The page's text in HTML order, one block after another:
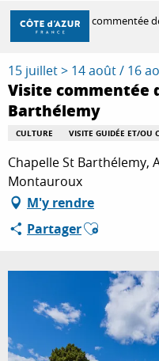
Aller
contenu
principal
DÉCOUVRIR
À FAIRE
SÉJOURNER
Accueil Visite commentée
15 juillet > 14 août / 16
Visite commentée
Barthélemy
CULTURE VISITE GUIDÉE ET/OU
Chapelle St Barthélemy,
Montauroux
M'y rendre
PartagerAjouter aux